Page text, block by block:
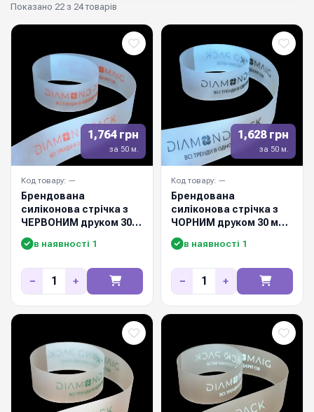
Показано 22 з 24 товарів
1,764 грн
за 50 м.
Код товару: —
Брендована
силіконова стрічка з
ЧЕРВОНИМ друком 30
мм / 50м
в наявності 1
− +
1,628 грн
за 50 м.
Код товару: —
Брендована
силіконова стрічка з
ЧОРНИМ друком 30 мм /
50м
в наявності 1
− +